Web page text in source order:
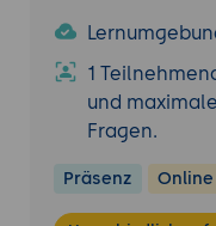
Center.
1
und
Fragen.
Präsenz Online